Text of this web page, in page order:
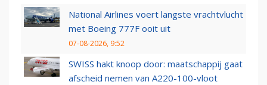
National Airlines voert langste vrachtvlucht
met Boeing 777F ooit uit
07-08-2026, 9:52
SWISS hakt knoop door: maatschappij gaat
afscheid nemen van A220-100-vloot